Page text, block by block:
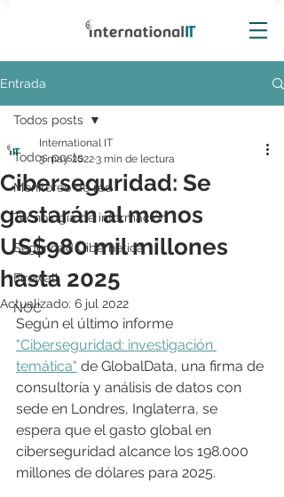
Entrada
Todos posts
Monitoreo de red
Tecnología de información
Seguridad Cibernética
Firewall
NOC
Todos posts
Ciberseguridad: Se
gastarán al menos
US$980 mil millones
hasta 2025
International IT
3 may 20223 min de lectura
Actualizado: 6 jul 2022
Según el último informe
"Ciberseguridad: investigación
temática" de GlobalData, una firma de
consultoría y análisis de datos con
sede en Londres, Inglaterra, se
espera que el gasto global en
ciberseguridad alcance los 198.000
millones de dólares para 2025.